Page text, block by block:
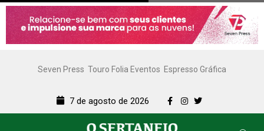
Seven Press Touro Folia Eventos Espresso Gráfica
7 de agosto de 2026